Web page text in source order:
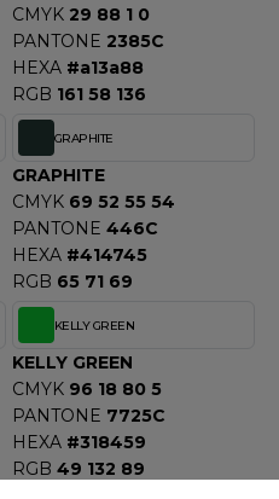
CMYK 29 88 1 0
PANTONE 2385C
HEXA #a13a88
RGB 161 58 136
GRAPHITE
GRAPHITE
CMYK 69 52 55 54
PANTONE 446C
HEXA #414745
RGB 65 71 69
KELLY GREEN
KELLY GREEN
CMYK 96 18 80 5
PANTONE 7725C
HEXA #318459
RGB 49 132 89